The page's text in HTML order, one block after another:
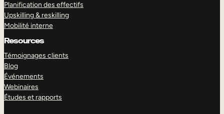
Planification des effectifs
Upskilling & reskilling
Mobilité interne
Resources
Témoignages clients
Blog
Événements
Webinaires
Études et rapports